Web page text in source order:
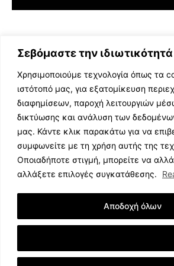
Σεβόμαστε την
Χρησιμοποιούμε τεχνολογία όπως τα
ιστότοπό μας, για εξατομίκευση
διαφημίσεων, παροχή λειτουργιών
δικτύωσης και ανάλυση των
μας. Κάντε κλικ παρακάτω για να
συμφωνείτε με τη χρήση αυτής της
Οποιαδήποτε στιγμή, μπορείτε να
αλλάξετε επιλογές συγκατάθεσης.
Αποδοχή όλων
ΕΛΛΗΝΙΚΗ ΜΟΥΣΙΚΗ
TV SHOWS
EVENTS
ΘΕΑΤΡΟ
ΔΙΑΓΩΝΙΣΜΟΙ
STOA CULTURA
ΣΥΝΕΝΤΕΥΞΕΙΣ